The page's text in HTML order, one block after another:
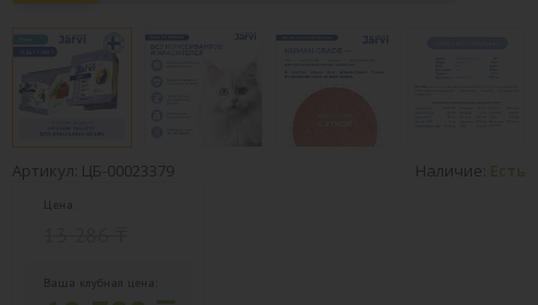
Артикул: ЦБ-00023379 Наличие: Есть
Цена:
Ваша клубная цена: